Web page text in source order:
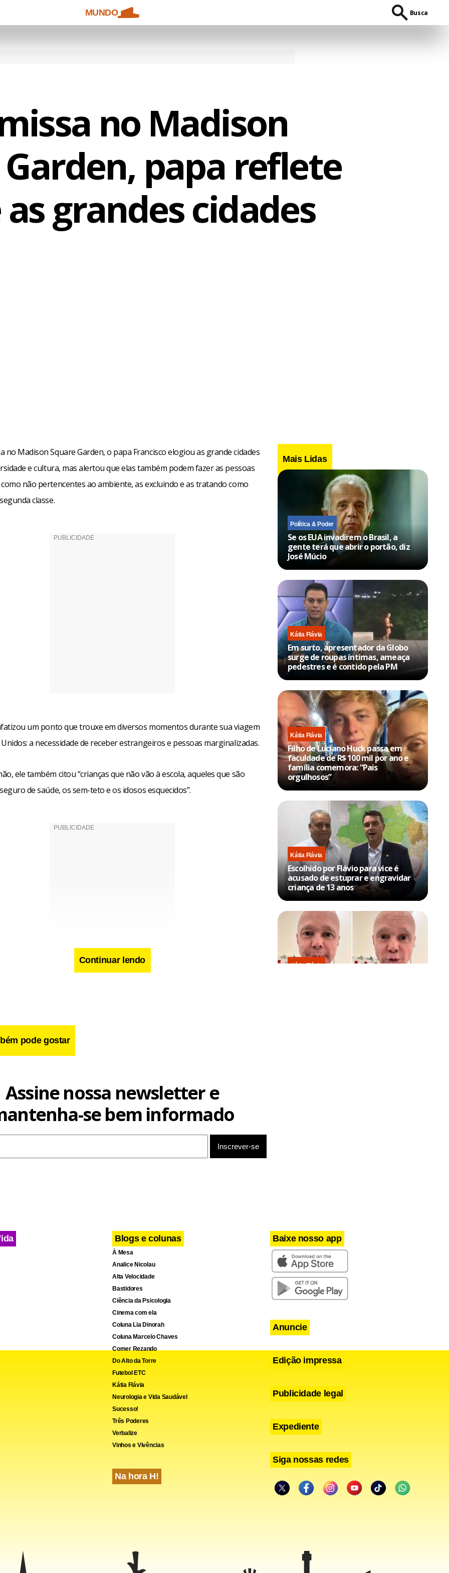
MUNDO Busca
no Madison
papa reflete
grandes cidades
no Madison Square Garden, o papa Francisco elogiou as grande cidades
e cultura, mas alertou que elas também podem fazer as pessoas
não pertencentes ao ambiente, as excluindo e as tratando como
classe.
um ponto que trouxe em diversos momentos durante sua viagem
a necessidade de receber estrangeiros e pessoas marginalizadas.
ele também citou “crianças que não vão à escola, aqueles que são
de saúde, os sem-teto e os idosos esquecidos”.
Telegram
Share
Continuar lendo
pode gostar
Mais Lidas
Política & Poder
Se os EUA invadirem o Brasil, a
gente terá que abrir o portão, diz
José Múcio
Kátia Flávia
Em surto, apresentador da Globo
surge de roupas íntimas, ameaça
pedestres e é contido pela PM
Kátia Flávia
Filho de Luciano Huck passa em
faculdade de R$ 100 mil por ano e
família comemora: “Pais
orgulhosos”
Kátia Flávia
Escolhido por Flávio para vice é
acusado de estuprar e engravidar
criança de 13 anos
Kátia Flávia
Assine nossa newsletter e
se bem informado
Blogs e colunas
À Mesa
Analice Nicolau
Alta Velocidade
Bastidores
Ciência da Psicologia
Cinema com ela
Coluna Lia Dinorah
Coluna Marcelo Chaves
Comer Rezando
Do Alto da Torre
Futebol ETC
Kátia Flávia
Neurologia e Vida Saudável
Sucesso!
Três Poderes
Verbalize
Vinhos e Vivências
Na hora H!
Baixe nosso app
Anuncie
Edição impressa
Publicidade legal
Expediente
Siga nossas redes